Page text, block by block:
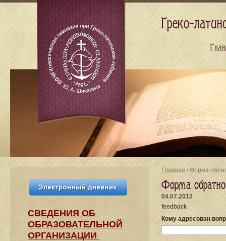
Главная / Форма
Форма
04.07.2012
feedback
Кому адресован
СВЕДЕНИЯ​ ОБ
ОБРАЗОВАТЕЛЬНОЙ
ОРГАНИЗАЦИИ
Греко-